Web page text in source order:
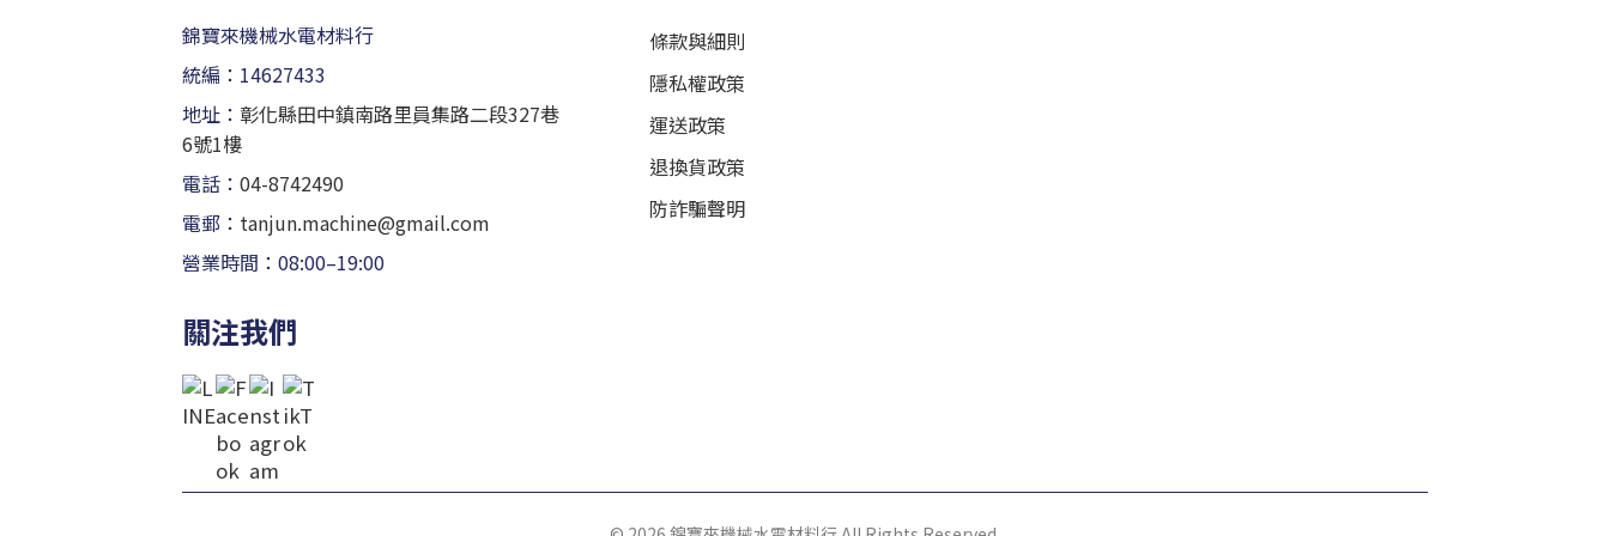
錦寶來機械水電材料行
統編：14627433
地址： 彰化縣田中鎮南路里員集路二段327巷
6號1樓
電話： 04-8742490
電郵： tanjun.machine@gmail.com
營業時間：08:00–19:00
關注我們
條款與細則
隱私權政策
運送政策
退換貨政策
防詐騙聲明